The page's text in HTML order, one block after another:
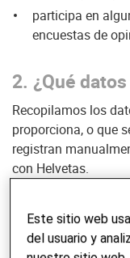
participa en
encuestas de
2. ¿Qué
Recopilamos los
proporciona, o que
registran
con Helvetas.
Nombre y
Este sitio web
del usuario y